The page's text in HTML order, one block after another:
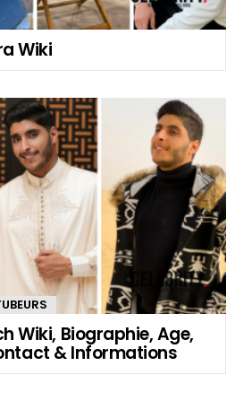
Wiki
Wiki, Biographie, Age,
& Informations